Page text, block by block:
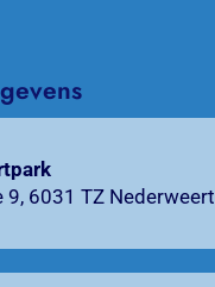
9, 6031 TZ Nederweert